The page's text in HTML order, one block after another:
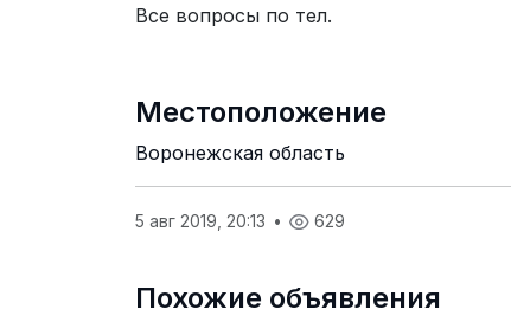
Все вопросы по тел.
Местоположение
Воронежская область
5 авг 2019, 20:13 • 629
Похожие объявления